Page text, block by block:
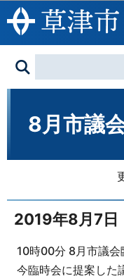
この
8月市議
2019年8月7日
10時00分 8月市議会
今臨時会に提案した